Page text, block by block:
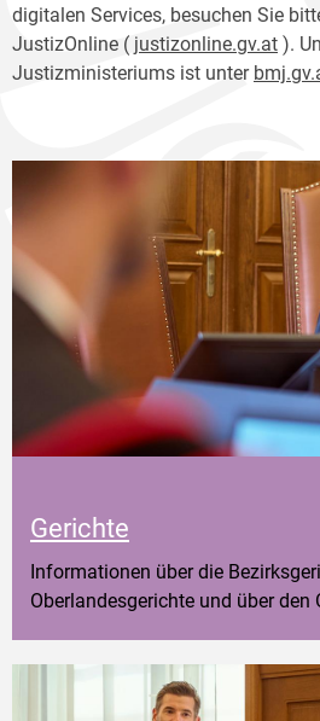
digitalen Services, besuchen Sie
JustizOnline ( justizonline.gv.at ).
Justizministeriums ist unter
Gerichte
Informationen über die
Oberlandesgerichte und über den